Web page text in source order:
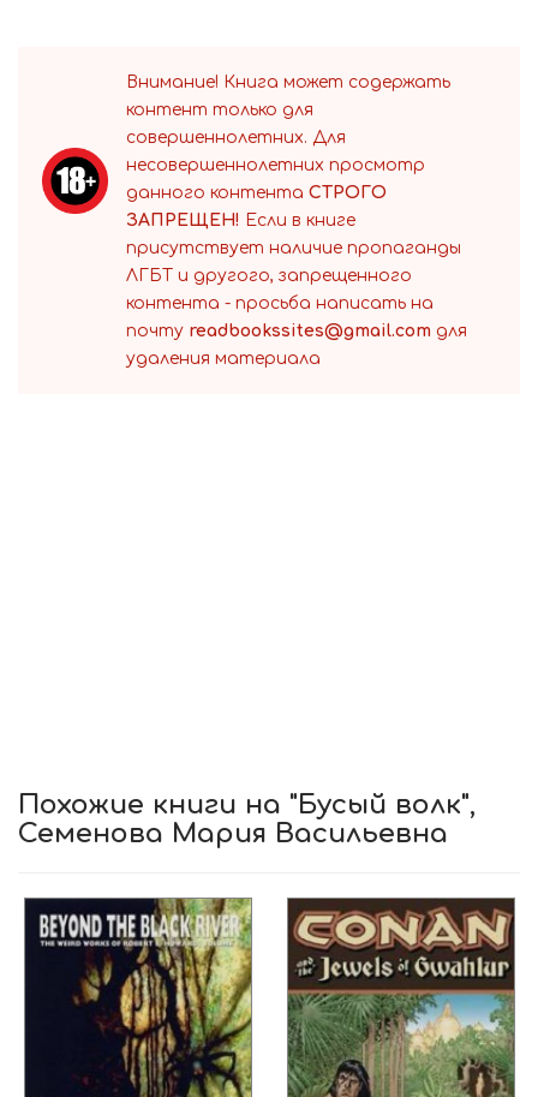
Внимание! Книга может содержать
контент только для
совершеннолетних. Для
несовершеннолетних просмотр
данного контента СТРОГО
ЗАПРЕЩЕН! Если в книге
присутствует наличие пропаганды
ЛГБТ и другого, запрещенного
контента - просьба написать на
почту readbookssites@gmail.com для
удаления материала
Похожие книги на "Бусый волк",
Семенова Мария Васильевна